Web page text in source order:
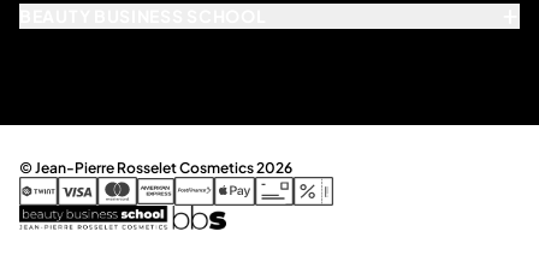
© Jean-Pierre Rosselet Cosmetics 2026